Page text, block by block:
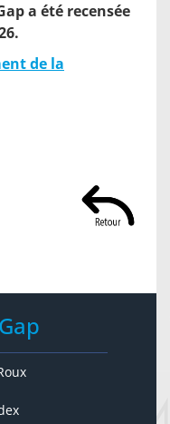
a été recensée
de la